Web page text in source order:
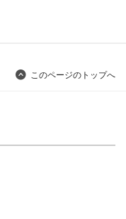
このページのトップへ